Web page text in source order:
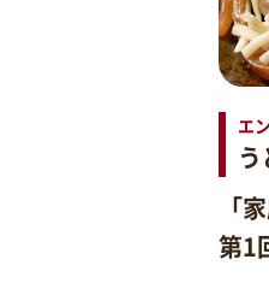
エ
「
第1